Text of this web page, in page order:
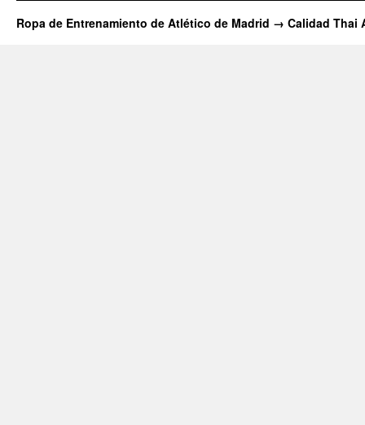
Ropa de Entrenamiento de Atlético de Madrid → Calidad Thai